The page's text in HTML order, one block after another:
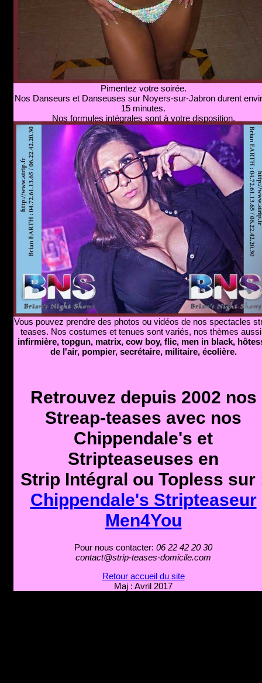
Pimentez votre soirée.
Nos Danseurs et Danseuses sur Noyers-sur-Jabron durent
15 minutes.
Nos formules intégrales sont à votre disposition.
Vous pouvez prendre des photos ou vidéos de nos spectacles
teases. Nos costumes et tenues sont variés, nos thèmes
infirmière, topgun, matrix, cow boy, flic, men in black,
de l'air, pompier, secrétaire, militaire, écolière.
Retrouvez depuis 2002 nos
Streap-teases avec nos
Chippendale's et
Stripteaseuses en
Strip Intégral ou Topless sur
Chippendale's Stripteaseur
Men4You
Pour nous contacter: 06 22 42 20 30
contact@strip-teases-domicile.com
Retour accueil du site
Maj : Avril 2017